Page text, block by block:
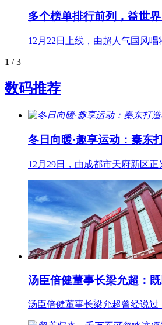
多个榜单排行前列，益世
12月22日上线，由超人气国风
1 / 3
数码推荐
冬日向暖·趣享运动：秦东
12月29日，由成都市天府新区
汤臣倍健董事长梁允超：
汤臣倍健董事长梁允超曾经说